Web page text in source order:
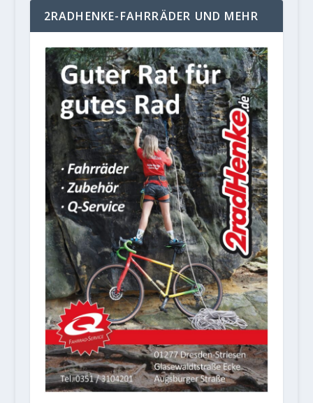
2RADHENKE-FAHRRÄDER UND MEHR